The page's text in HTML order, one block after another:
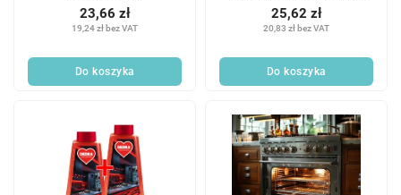
19,24 zł bez VAT
23,66 zł
Do koszyka
Cytryna
20,83 zł bez VAT
25,62 zł
Do koszyka